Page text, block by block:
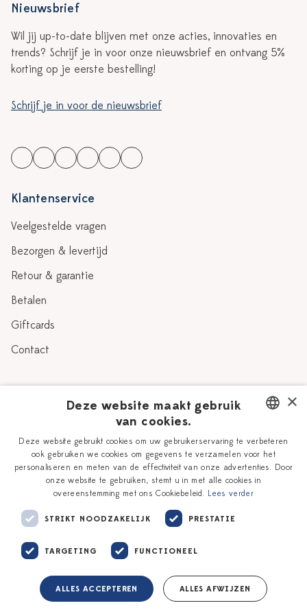
Nieuwsbrief
Wil jij up-to-date blijven met onze acties, innovaties en
trends? Schrijf je in voor onze nieuwsbrief en ontvang 5%
korting op je eerste bestelling!
Schrijf je in voor de nieuwsbrief
Klantenservice
Veelgestelde vragen
Bezorgen & levertijd
Retour & garantie
Betalen
Giftcards
Contact
Verhaal
Onze plateelschilders
Delfts Blauw
Workshops
Vacatures
Zakelijk
DUTCH
ENGLISH
×
Deze website maakt gebruik
van cookies.
Deze website gebruikt cookies om uw gebruikerservaring te verbeteren
ook gebruiken we cookies om gegevens te verzamelen voor het
personaliseren en meten van de effectiviteit van onze advertenties. Door
onze website te gebruiken, stemt u in met alle cookies in
overeenstemming met ons Cookiebeleid. Lees verder
STRIKT NOODZAKELIJK PRESTATIE
TARGETING FUNCTIONEEL
ALLES ACCEPTEREN ALLES AFWIJZEN